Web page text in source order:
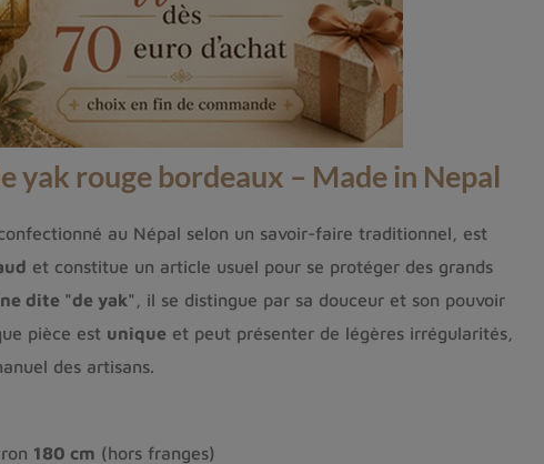
yak rouge bordeaux – Made in Nepal
au Népal selon un savoir-faire traditionnel, est
et constitue un article usuel pour se protéger des grands
dite "de yak"
, il se distingue par sa douceur et son pouvoir
pièce est unique et peut présenter de légères irrégularités,
des artisans.
180 cm (hors franges)